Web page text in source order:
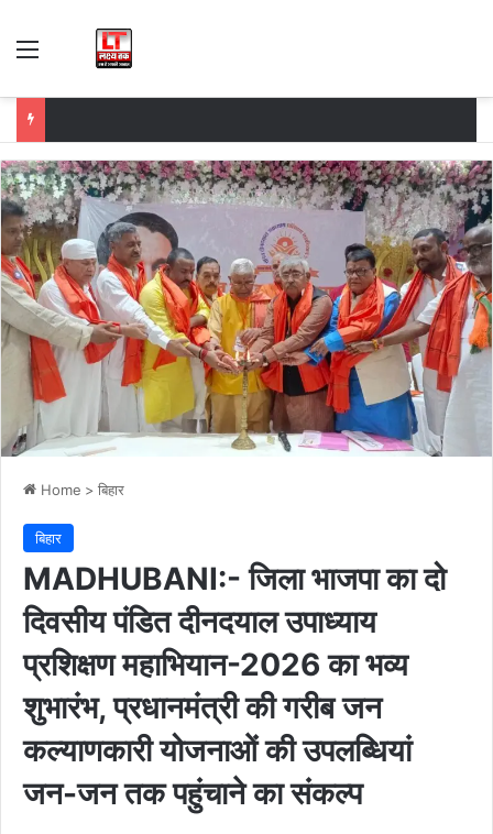
Menu
Home > बिहार
बिहार
MADHUBANI:- जिला भाजपा का दो
दिवसीय पंडित दीनदयाल उपाध्याय
प्रशिक्षण महाभियान-2026 का भव्य
शुभारंभ, प्रधानमंत्री की गरीब जन
कल्याणकारी योजनाओं की उपलब्धियां
जन-जन तक पहुंचाने का संकल्प